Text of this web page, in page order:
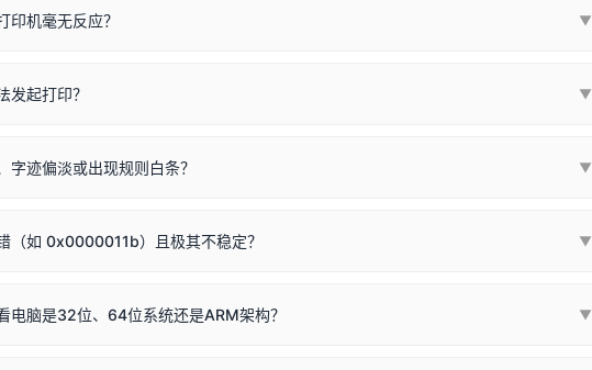
打印线，劣质或老化的线材是此问题的高发诱因。
名规则**。因为品牌商在生产时，会将**外观和配置稍有不同，但内部核心芯片和打
为该系列发布**一套通用的驱动程序**。命名时，通常会采用这个系列中的**基础款
同一个官方驱动包）：
、516、518等属于同系列，官方驱动名称通常显示为
L4269等属于同系列，官方驱动名称通常显示为
印机毫无反应？ ▼
亮 通常代表机器处于正常待机状态；
：掀开扫描仪盖板，原稿朝下放置在玻璃面板上，按下带有复印标识
本身存在硬件故障。重装驱动无法解决，建议联系售后或商家。
发起打印？ ▼
打印机」菜单，检查并取消勾选「脱机使用打印机」
一键修复教程
迹偏淡或出现规则白条？ ▼
光机可能碳粉耗尽、硒鼓寿命终结；喷墨打印机可能墨盒干涸、喷头堵塞。
（如 0x0000011b）且极其不稳定？ ▼
支持WiFi/无线或有线网络打印？（此连接模式最稳定）
电脑是32位、64位系统还是ARM架构？ ▼